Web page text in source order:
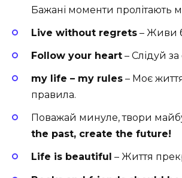
Бажані моменти пролітають
Live without regrets – Живи
Follow your heart – Слідуй
my life – my rules – Моє
правила.
Поважай минуле, твори
the past, create the future!
Life is beautiful – Життя